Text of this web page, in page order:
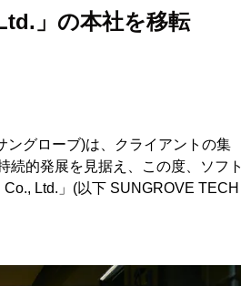
」の本社を移転
ングローブ)は、クライアントの集
続的発展を見据え、この度、ソフト
Ltd.」(以下 SUNGROVE TECH